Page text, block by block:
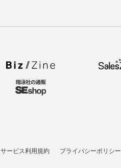
サービス利用規約 プライバシーポリシー